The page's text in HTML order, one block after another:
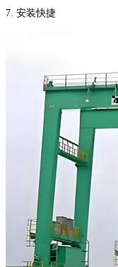
7. 安装快捷